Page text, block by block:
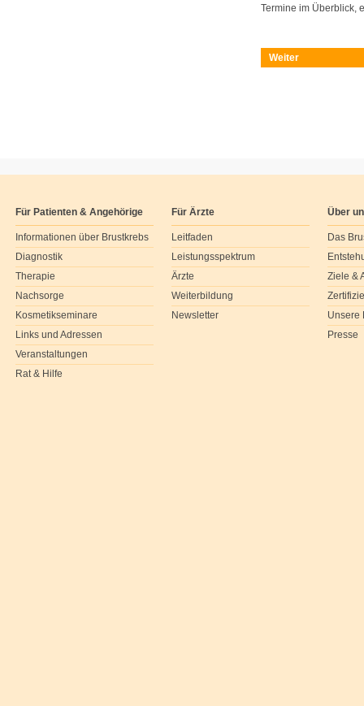
Termine im Überblick,
Weiter
Für Patienten & Angehörige
Informationen über Brustkrebs
Diagnostik
Therapie
Nachsorge
Kosmetikseminare
Links und Adressen
Veranstaltungen
Rat & Hilfe
Für Ärzte
Leitfaden
Leistungsspektrum
Ärzte
Weiterbildung
Newsletter
Über
Das
Ziele &
Unsere
Presse